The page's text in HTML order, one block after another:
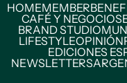
HOMEMEMBER
CAFÉ Y NEGOCIOS
BRAND STUDIO
LIFESTYLEOPINIÓN
EDICIONES
NEWSLETTERS